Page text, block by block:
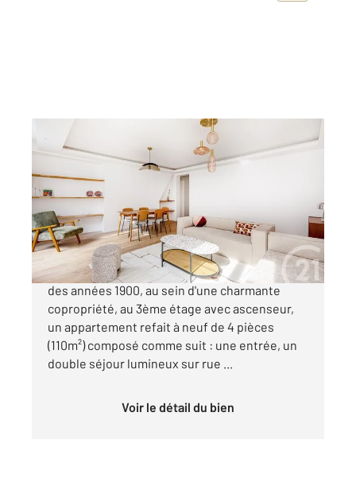
PARIS 75003
109,71 m2, 4 pièces
Appartement à vendre
1 299 000 €
Paris 3ème Arts-et-Métiers Dans un immeuble
des années 1900, au sein d'une charmante
copropriété, au 3ème étage avec ascenseur,
un appartement refait à neuf de 4 pièces
(110m²) composé comme suit : une entrée, un
double séjour lumineux sur rue ...
Voir le détail du bien